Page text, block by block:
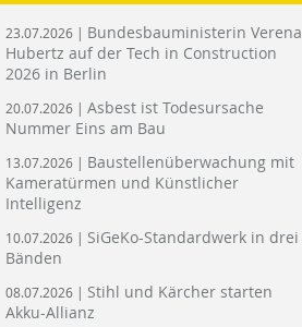
23.07.2026 | Bundesbauministerin Verena
Hubertz auf der Tech in Construction
2026 in Berlin
20.07.2026 | Asbest ist Todesursache
Nummer Eins am Bau
13.07.2026 | Baustellenüberwachung mit
Kameratürmen und Künstlicher
Intelligenz
10.07.2026 | SiGeKo-Standardwerk in drei
Bänden
08.07.2026 | Stihl und Kärcher starten
Akku-Allianz